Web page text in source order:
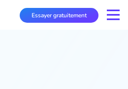
Essayer gratuitement